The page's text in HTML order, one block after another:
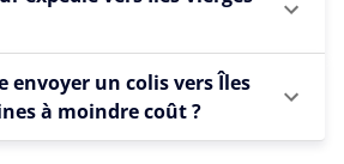
envoyer un colis vers Îles
à moindre coût ?